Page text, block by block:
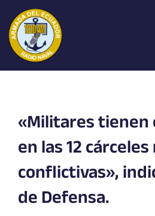
contenido
«Militares
en las 12
conflictivas»,
de Defensa.